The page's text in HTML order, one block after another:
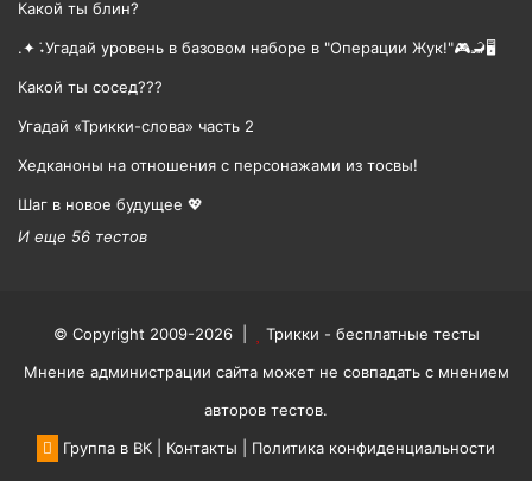
Какой ты блин?
.✦ ݁˖Угадай уровень в базовом наборе в "Операции Жук!"🎮🦂🖥
Какой ты сосед???
Угадай «Трикки-слова» часть 2
Хедканоны на отношения с персонажами из тосвы!
Шаг в новое будущее 💖
И еще 56 тестов
© Copyright 2009-2026 |
Трикки - бесплатные тесты
Мнение администрации сайта может не совпадать с мнением
авторов тестов.
Группа в ВК
Контакты Политика конфиденциальности